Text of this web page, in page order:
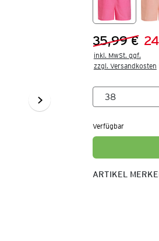
Vorheriger
35,99 €
Neuer
inkl. MwSt. ggf.
zzgl. Versandkosten
Verfügbar
ARTIKEL